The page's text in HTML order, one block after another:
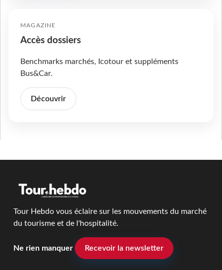
MAGAZINE
Accès dossiers
Benchmarks marchés, Icotour et suppléments
Bus&Car.
Découvrir
Tour Hebdo vous éclaire sur les mouvements du marché
du tourisme et de l'hospitalité.
Ne rien manquer Recevoir la newsletter